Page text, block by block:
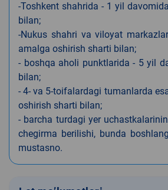
-Toshkent shahrida - 1 yil
bilan;
-Nukus shahri va viloyat
amalga oshirish sharti bilan;
- boshqa aholi punktlarida - 5 yil
bilan;
- 4- va 5-toifalardagi tumanlarda
oshirish sharti bilan;
- barcha turdagi yer
chegirma berilishi, bunda
mustasno.